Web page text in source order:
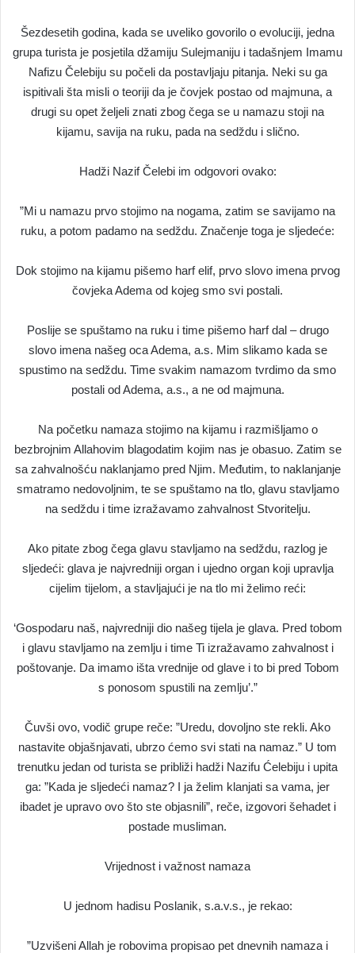
Šezdesetih godina, kada se uveliko govorilo o evoluciji, jedna
grupa turista je posjetila džamiju Sulejmaniju i tadašnjem Imamu
Nafizu Čelebiju su počeli da postavljaju pitanja. Neki su ga
ispitivali šta misli o teoriji da je čovjek postao od majmuna, a
drugi su opet željeli znati zbog čega se u namazu stoji na
kijamu, savija na ruku, pada na sedždu i slično.
Hadži Nazif Čelebi im odgovori ovako:
”Mi u namazu prvo stojimo na nogama, zatim se savijamo na
ruku, a potom padamo na sedždu. Značenje toga je sljedeće:
Dok stojimo na kijamu pišemo harf elif, prvo slovo imena prvog
čovjeka Adema od kojeg smo svi postali.
Poslije se spuštamo na ruku i time pišemo harf dal – drugo
slovo imena našeg oca Adema, a.s. Mim slikamo kada se
spustimo na sedždu. Time svakim namazom tvrdimo da smo
postali od Adema, a.s., a ne od majmuna.
Na početku namaza stojimo na kijamu i razmišljamo o
bezbrojnim Allahovim blagodatim kojim nas je obasuo. Zatim se
sa zahvalnošću naklanjamo pred Njim. Međutim, to naklanjanje
smatramo nedovoljnim, te se spuštamo na tlo, glavu stavljamo
na sedždu i time izražavamo zahvalnost Stvoritelju.
Ako pitate zbog čega glavu stavljamo na sedždu, razlog je
sljedeći: glava je najvredniji organ i ujedno organ koji upravlja
cijelim tijelom, a stavljajući je na tlo mi želimo reći:
‘Gospodaru naš, najvredniji dio našeg tijela je glava. Pred tobom
i glavu stavljamo na zemlju i time Ti izražavamo zahvalnost i
poštovanje. Da imamo išta vrednije od glave i to bi pred Tobom
s ponosom spustili na zemlju’.”
Čuvši ovo, vodič grupe reče: ”Uredu, dovoljno ste rekli. Ako
nastavite objašnjavati, ubrzo ćemo svi stati na namaz.” U tom
trenutku jedan od turista se približi hadži Nazifu Ćelebiju i upita
ga: ”Kada je sljedeći namaz? I ja želim klanjati sa vama, jer
ibadet je upravo ovo što ste objasnili”, reče, izgovori šehadet i
postade musliman.
Vrijednost i važnost namaza
U jednom hadisu Poslanik, s.a.v.s., je rekao:
”Uzvišeni Allah je robovima propisao pet dnevnih namaza i